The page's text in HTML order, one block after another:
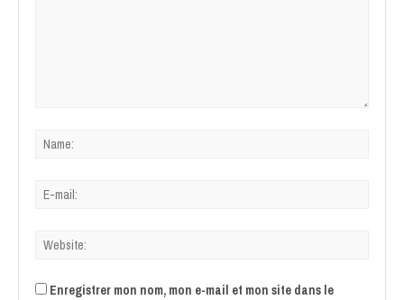
Enregistrer mon nom, mon e-mail et mon site dans le